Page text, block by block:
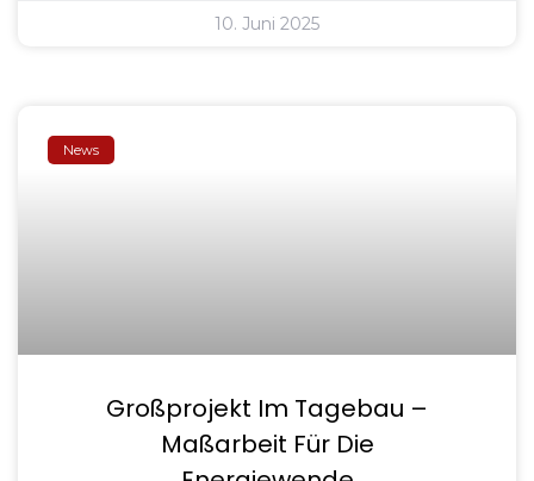
10. Juni 2025
News
Großprojekt Im Tagebau –
Maßarbeit Für Die